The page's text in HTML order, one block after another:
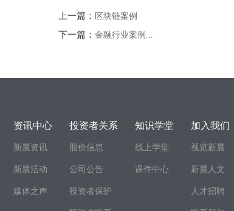
上一篇： 区块链案例
下一篇： 金融行业案例...
资讯中心
新晨资讯
新晨活动
媒体之声
投资者关系
股价信息
公司公告
投资者保护
知识学堂
线上学堂
课件中心
加入我们
视览新晨
新晨人文
人才招聘